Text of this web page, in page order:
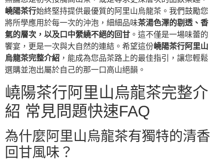
嶢陽茶行始終堅持提供最優質的阿里山烏龍茶。我們鼓勵您
將所學應用於每一次的沖泡，細細品味茶湯色澤的剔透、香
氣的層次，以及口中縈繞不絕的回甘 。這不僅是一場味蕾的
饗宴，更是一次與大自然的連結。希望這份嶢陽茶行阿里山
烏龍茶完整介紹 ，能成為您品茶路上的最佳指引，讓您輕鬆
選購並泡出屬於自己的那一口高山絕韻。
嶢陽茶行阿里山烏龍茶完整介
紹 常見問題快速FAQ
為什麼阿里山烏龍茶有獨特的清香
回甘風味？